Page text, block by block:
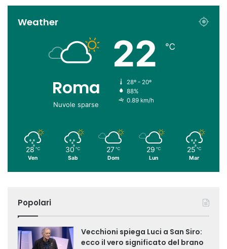
Weather
Roma
Nuvole sparse
22 ℃
28º - 20º
88%
0.89 km/h
28 ℃
Ven
30 ℃
Sab
27 ℃
Dom
29 ℃
Lun
25 ℃
Mar
Popolari
Vecchioni spiega Luci a San Siro:
ecco il vero significato del brano